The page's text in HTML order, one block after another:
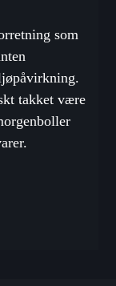
som
t takket være